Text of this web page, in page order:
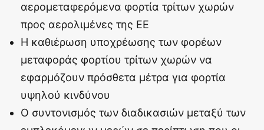
αερομεταφερόμενα φορτία τρίτων χωρών
προς αερολιμένες της ΕΕ
Η καθιέρωση υποχρέωσης των φορέων
μεταφοράς φορτίου τρίτων χωρών να
εφαρμόζουν πρόσθετα μέτρα για φορτία
υψηλού κινδύνου
Ο συντονισμός των διαδικασιών μεταξύ των